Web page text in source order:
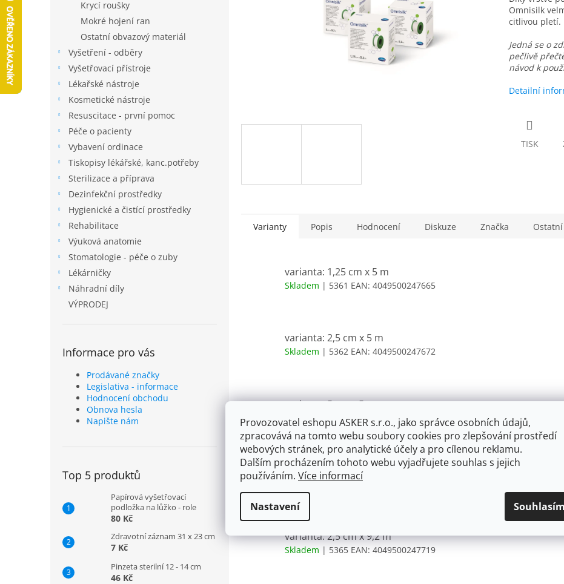
Provozovatel eshopu ASKER s.r.o., jako správce osobních údajů,
zpracovává na tomto webu soubory cookies pro zlepšování prostředí
webových stránek, pro analytické účely a pro cílenou reklamu.
Dalším procházením tohoto webu vyjadřujete souhlas s jejich
používáním. Více informací
Nastavení Souhlasím
Krycí roušky
Mokré hojení ran
Ostatní obvazový materiál
Vyšetření - odběry
Vyšetřovací přístroje
Lékařské nástroje
Kosmetické nástroje
Resuscitace - první pomoc
Péče o pacienty
Vybavení ordinace
Tiskopisy lékářské, kanc.potřeby
Sterilizace a příprava
Dezinfekční prostředky
Hygienické a čistící prostředky
Rehabilitace
Výuková anatomie
Stomatologie - péče o zuby
Lékárničky
Náhradní díly
VÝPRODEJ
Informace pro vás
Prodávané značky
Legislativa - informace
Hodnocení obchodu
Obnova hesla
Napište nám
Top 5 produktů
Papírová vyšetřovací
podložka na lůžko - role
80 Kč
Zdravotní záznam 31 x 23 cm
7 Kč
Pinzeta sterilní 12 - 14 cm
46 Kč
Omnisilk
citlivou pletí.
Jedná se o
pečlivě
návod k
Detailní
TISK
Varianty Popis Hodnocení Diskuze Značka
varianta: 1,25 cm x 5 m
Skladem | 5361 EAN: 4049500247665
varianta: 2,5 cm x 5 m
Skladem | 5362 EAN: 4049500247672
varianta: 5 cm x 5 m
Skladem | 5363EAN: 4049500247689
varianta: 1,25 cm x 9,2 m
Skladem| 5364EAN:
varianta: 2,5 cm x 9,2 m
Skladem | 5365 EAN: 4049500247719